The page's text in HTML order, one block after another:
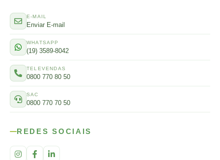
E-MAIL
Enviar E-mail
WHATSAPP
(19) 3589-8042
TELEVENDAS
0800 770 80 50
SAC
0800 770 70 50
REDES SOCIAIS